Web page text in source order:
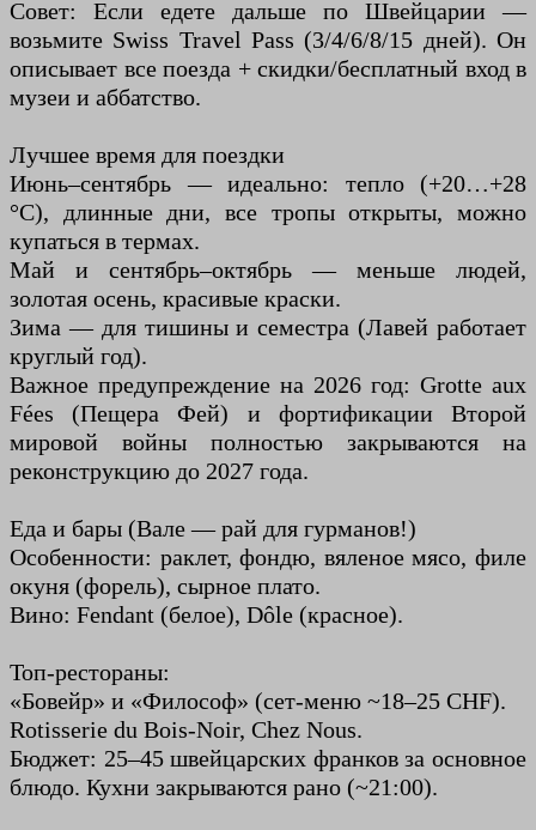
Совет: Если едете дальше по Швейцарии —
возьмите Swiss Travel Pass (3/4/6/8/15 дней). Он
описывает все поезда + скидки/бесплатный вход в
музеи и аббатство.
Лучшее время для поездки
Июнь–сентябрь — идеально: тепло (+20…+28
°C), длинные дни, все тропы открыты, можно
купаться в термах.
Май и сентябрь–октябрь — меньше людей,
золотая осень, красивые краски.
Зима — для тишины и семестра (Лавей работает
круглый год).
Важное предупреждение на 2026 год: Grotte aux
Fées (Пещера Фей) и фортификации Второй
мировой войны полностью закрываются на
реконструкцию до 2027 года.
Еда и бары (Вале — рай для гурманов!)
Особенности: раклет, фондю, вяленое мясо, филе
окуня (форель), сырное плато.
Вино: Fendant (белое), Dôle (красное).
Топ-рестораны:
«Бовейр» и «Философ» (сет-меню ~18–25 CHF).
Rotisserie du Bois-Noir, Chez Nous.
Бюджет: 25–45 швейцарских франков за основное
блюдо. Кухни закрываются рано (~21:00).